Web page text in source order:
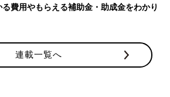
費用やもらえる補助金・助成金をわかり
連載一覧へ